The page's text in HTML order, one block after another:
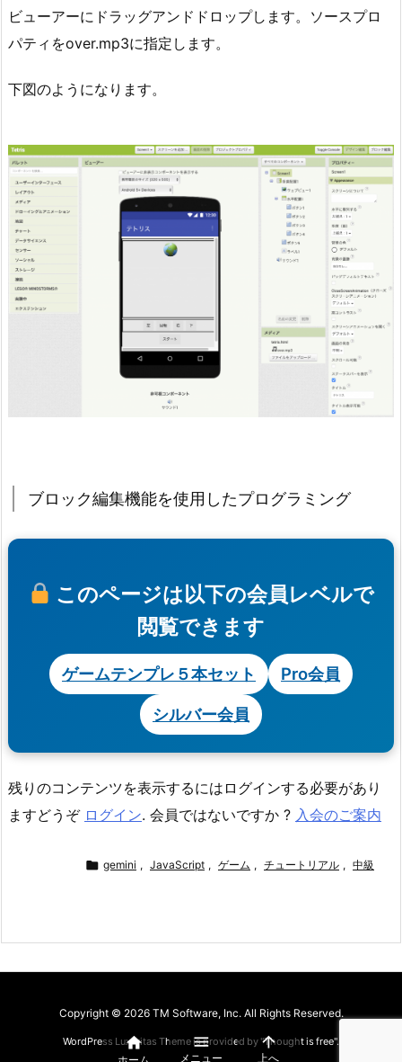
ビューアーにドラッグアンドドロップします。ソースプロ
パティをover.mp3に指定します。
下図のようになります。
ブロック編集機能を使用したプログラミング
このページは以下の会員レベルで
閲覧できます
ゲームテンプレ５本セット Pro会員
シルバー会員
残りのコンテンツを表示するにはログインする必要があり
ますどうぞ ログイン. 会員ではないですか ? 入会のご案内
 gemini , JavaScript , ゲーム , チュートリアル , 中級
Copyright © 2026 TM Software, Inc. All Rights Reserved.
WordPress Luxeritas Theme is provided by "Thought is free".
 
メニュー

上へ